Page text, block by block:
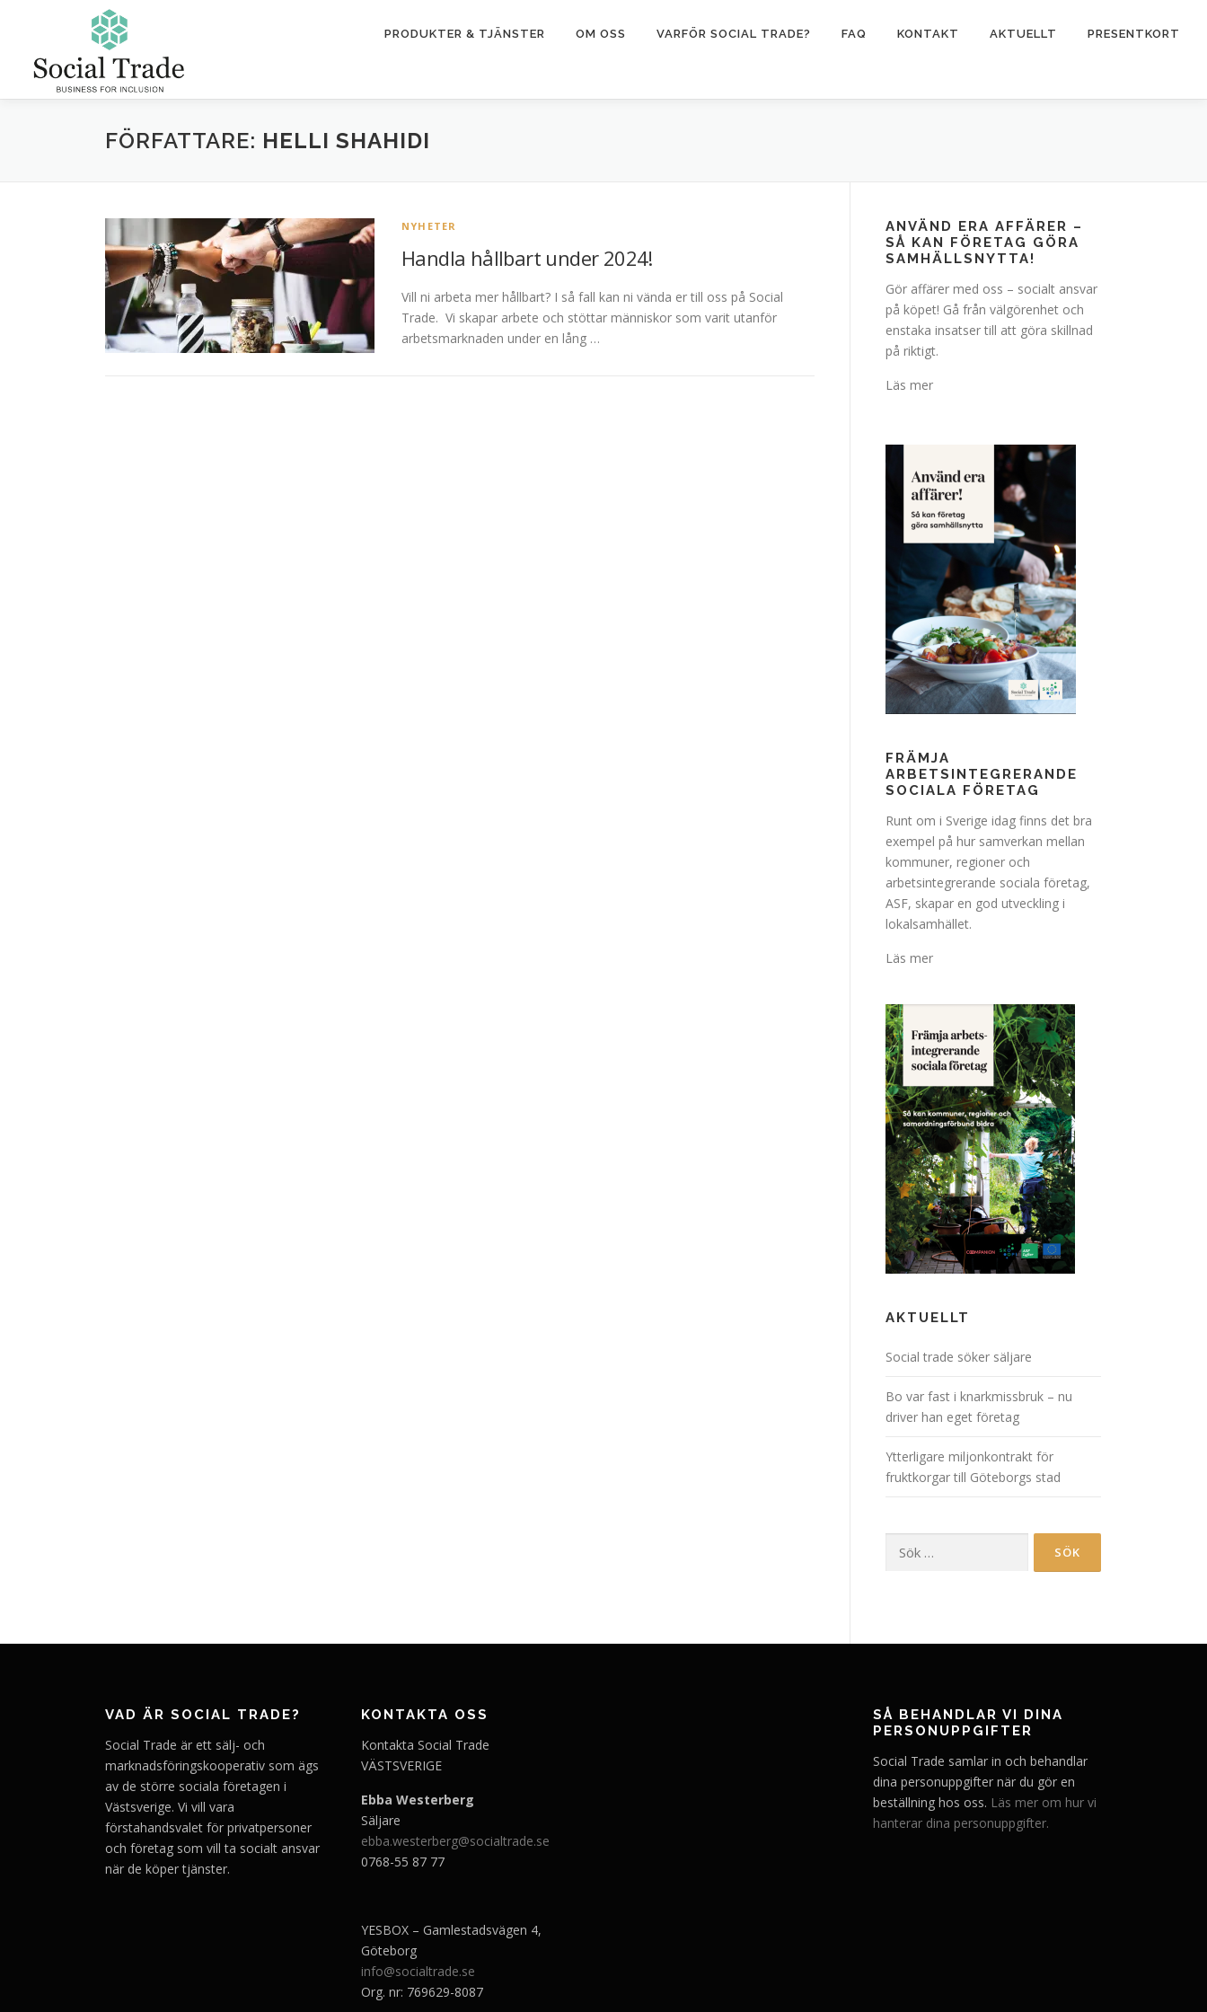
PRODUKTER & TJÄNSTER OM OSS VARFÖR SOCIAL TRADE? FAQ KONTAKT AKTUELLT PRESENTKORT
FÖRFATTARE: HELLI SHAHIDI
NYHETER
Handla hållbart under 2024!
Vill ni arbeta mer hållbart? I så fall kan ni vända er till oss på Social
Trade. Vi skapar arbete och stöttar människor som varit utanför
arbetsmarknaden under en lång …
ANVÄND ERA AFFÄRER –
SÅ KAN FÖRETAG GÖRA
SAMHÄLLSNYTTA!
Gör affärer med oss – socialt ansvar
på köpet! Gå från välgörenhet och
enstaka insatser till att göra skillnad
på riktigt.
Läs mer
FRÄMJA
ARBETSINTEGRERANDE
SOCIALA FÖRETAG
Runt om i Sverige idag finns det bra
exempel på hur samverkan mellan
kommuner, regioner och
arbetsintegrerande sociala företag,
ASF, skapar en god utveckling i
lokalsamhället.
Läs mer
AKTUELLT
Social trade söker säljare
Bo var fast i knarkmissbruk – nu
driver han eget företag
Ytterligare miljonkontrakt för
fruktkorgar till Göteborgs stad
efter:
VAD ÄR SOCIAL TRADE?
Social Trade är ett sälj- och
marknadsföringskooperativ som ägs
av de större sociala företagen i
Västsverige. Vi vill vara
förstahandsvalet för privatpersoner
och företag som vill ta socialt ansvar
när de köper tjänster.
KONTAKTA OSS
Kontakta Social Trade
VÄSTSVERIGE
Ebba Westerberg
Säljare
ebba.westerberg@socialtrade.se
0768-55 87 77
YESBOX – Gamlestadsvägen 4,
Göteborg
info@socialtrade.se
Org. nr: 769629-8087
SÅ BEHANDLAR VI DINA
PERSONUPPGIFTER
Social Trade samlar in och behandlar
dina personuppgifter när du gör en
beställning hos oss. Läs mer om hur vi
hanterar dina personuppgifter.